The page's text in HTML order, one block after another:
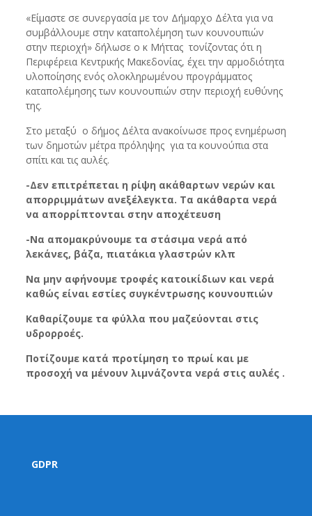
«Είμαστε σε συνεργασία με τον Δήμαρχο Δέλτα για να
συμβάλλουμε στην καταπολέμηση των κουνουπιών
στην περιοχή» δήλωσε ο κ Μήττας τονίζοντας ότι η
Περιφέρεια Κεντρικής Μακεδονίας, έχει την αρμοδιότητα
υλοποίησης ενός ολοκληρωμένου προγράμματος
καταπολέμησης των κουνουπιών στην περιοχή ευθύνης
της.
Στο μεταξύ ο δήμος Δέλτα ανακοίνωσε προς ενημέρωση
των δημοτών μέτρα πρόληψης για τα κουνούπια στα
σπίτι και τις αυλές.
-Δεν επιτρέπεται η ρίψη ακάθαρτων νερών και
απορριμμάτων ανεξέλεγκτα. Τα ακάθαρτα νερά
να απορρίπτονται στην αποχέτευση
-Να απομακρύνουμε τα στάσιμα νερά από
λεκάνες, βάζα, πιατάκια γλαστρών κλπ
Να μην αφήνουμε τροφές κατοικίδιων και νερά
καθώς είναι εστίες συγκέντρωσης κουνουπιών
Καθαρίζουμε τα φύλλα που μαζεύονται στις
υδρορροές.
Ποτίζουμε κατά προτίμηση το πρωί και με
προσοχή να μένουν λιμνάζοντα νερά στις αυλές .
GDPR